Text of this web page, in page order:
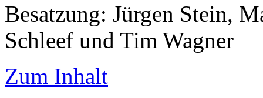
Besatzung: Jürgen Stein,
Schleef und Tim Wagner
Zum Inhalt